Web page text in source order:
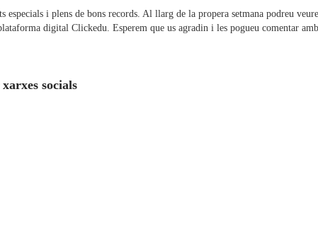
especials i plens de bons records. Al llarg de la propera setmana podreu
digital Clickedu. Esperem que us agradin i les pogueu comentar
socials